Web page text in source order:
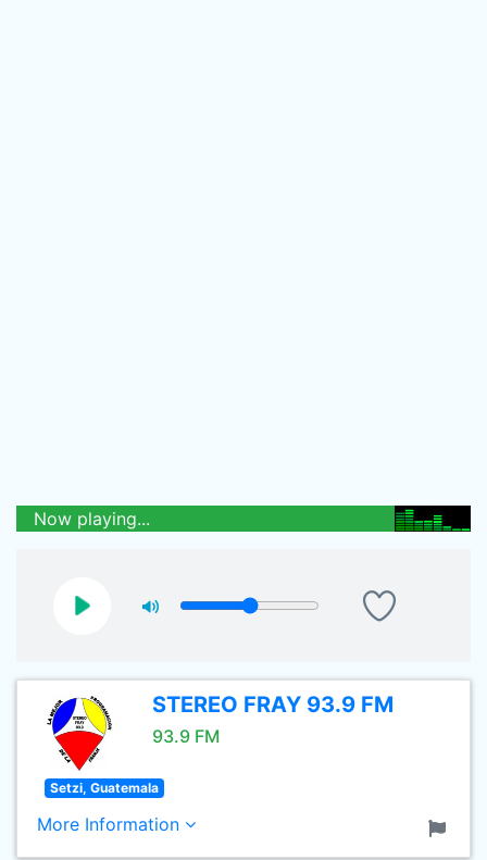
Now playing...
STEREO FRAY 93.9 FM
93.9 FM
Setzi, Guatemala
More Information